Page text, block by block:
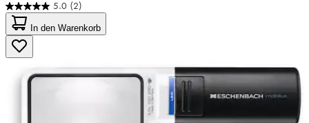
5.0 (2)
5.0
von
5
Sternen.
2
Bewertungen
In den Warenkorb